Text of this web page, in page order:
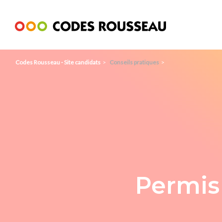
Codes Rousseau - Site candidats Conseils pratiques